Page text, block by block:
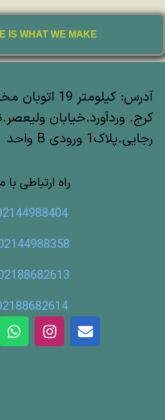
IS WHAT WE MAKE
آدرس: کیلومتر
کرج. وردآورد.خیابان
رجایی.پلاک1 ورودی B واحد 1
راه ارتباطی با